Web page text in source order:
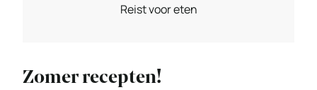
Reist voor eten
Zomer recepten!